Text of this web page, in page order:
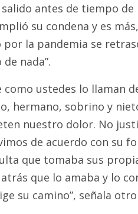
salido antes de tiempo
su condena y es
por la pandemia se
nada”.
como ustedes lo llaman
hermano, sobrino y
nuestro dolor. No
de acuerdo con su
que tomaba sus
que lo amaba y lo
su camino”, señala